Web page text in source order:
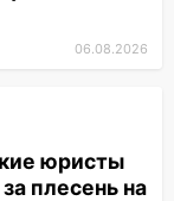
в
06.08.2026
юристы
плесень на